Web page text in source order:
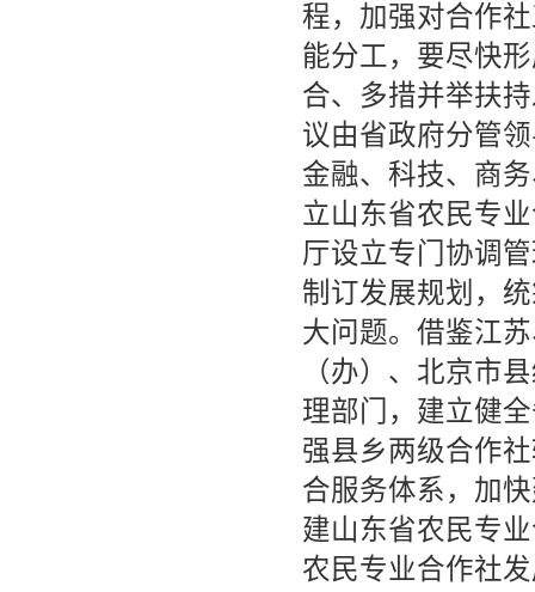
程，加强对合作
能分工，要尽快
合、多措并举扶
议由省政府分管
金融、科技、商
立山东省农民专
厅设立专门协调
制订发展规划，
大问题。借鉴江
（办）、北京市
理部门，建立健
强县乡两级合作
合服务体系，加
建山东省农民专
农民专业合作社